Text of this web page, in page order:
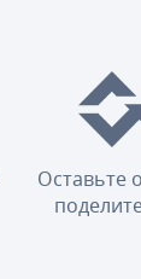
Оставьте